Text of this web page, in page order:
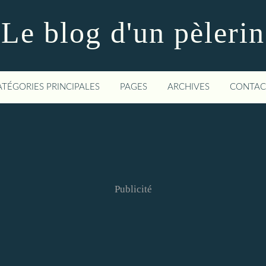
Le blog d'un pèlerin
PRINCIPALES PAGES ARCHIVES
Publicité